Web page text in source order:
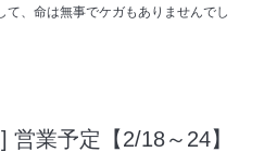
、命は無事でケガもありませんでし
業予定【2/18～24】